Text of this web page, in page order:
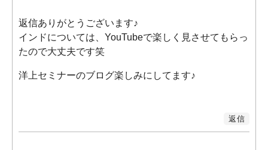
返信ありがとうございます♪
インドについては、YouTubeで楽しく見させてもらっ
たので大丈夫です笑
洋上セミナーのブログ楽しみにしてます♪
返信